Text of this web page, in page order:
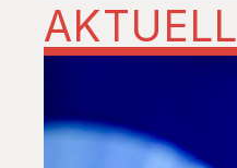
AKTUELL